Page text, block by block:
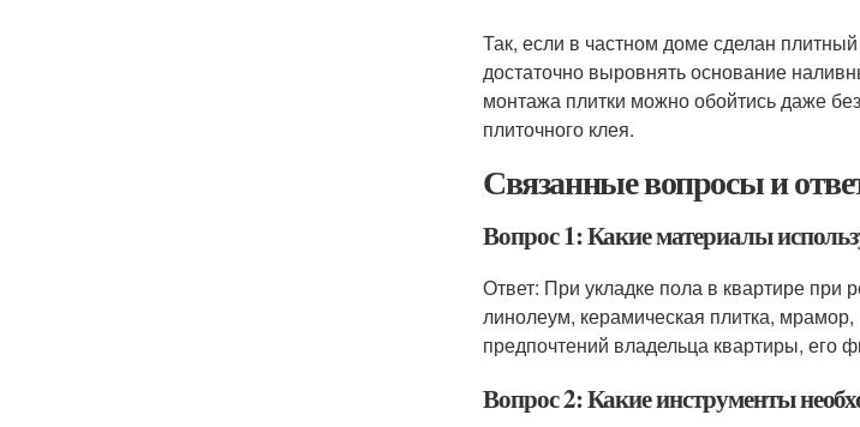
Так, если в частном доме сделан
достаточно выровнять основание
монтажа плитки можно обойтись даже
плиточного клея.
Связанные вопросы и
Вопрос 1: Какие материалы
Ответ: При укладке пола в квартире при
линолеум, керамическая плитка,
предпочтений владельца квартиры,
Вопрос 2: Какие инструменты